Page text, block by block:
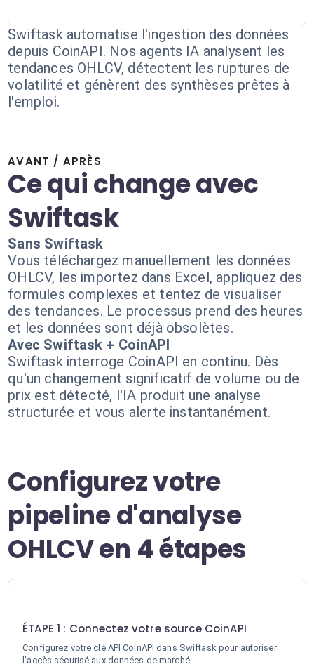
Swiftask automatise l'ingestion des données
depuis CoinAPI. Nos agents IA analysent les
tendances OHLCV, détectent les ruptures de
volatilité et génèrent des synthèses prêtes à
l'emploi.
AVANT / APRÈS
Ce qui change avec
Swiftask
Sans Swiftask
Vous téléchargez manuellement les données
OHLCV, les importez dans Excel, appliquez des
formules complexes et tentez de visualiser
des tendances. Le processus prend des heures
et les données sont déjà obsolètes.
Avec Swiftask + CoinAPI
Swiftask interroge CoinAPI en continu. Dès
qu'un changement significatif de volume ou de
prix est détecté, l'IA produit une analyse
structurée et vous alerte instantanément.
Configurez votre
pipeline d'analyse
OHLCV en 4 étapes
ÉTAPE 1 : Connectez votre source CoinAPI
Configurez votre clé API CoinAPI dans Swiftask pour autoriser
l'accès sécurisé aux données de marché.